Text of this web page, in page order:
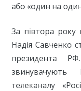
або «один на
За півтора року
Надія Савченко
президента
звинувачують
телеканалу